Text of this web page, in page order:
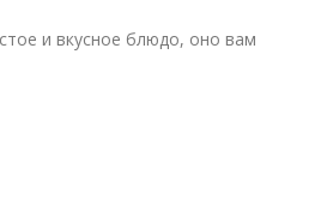
и вкусное блюдо, оно вам